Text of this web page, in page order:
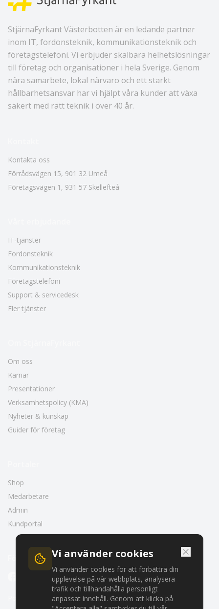
StjärnaFyrkant Västerbotten är en ledande partner
inom IT, fordonsteknik, kommunikationsteknik och
företagstelefoni. Vi erbjuder skalbara helhetslösningar
till företag och organisationer i hela Sverige. Genom
nära samarbete, lokal närvaro och ett starkt
hållbarhetsansvar har vi hjälpt våra kunder att växa
säkert med rätt teknik i över 40 år.
Kontakta oss
Förrådsvägen 15, 901 32 Umeå
Företagsvägen 1 , 931 57 Skellefteå
IT-tjänster
Fordonsteknik
Kommunikationsteknik
Företagstelefoni
Support & servicedesk
Fler tjänster
Om oss
Karriär
Presentationer
Verksamhetspolicy (KMA)
Nyheter & kunskap
Guider för företag
Shop
Medarbetare
Admin
Kundportal
Följ oss Vi använder cookies
Vi använder cookies för att förbättra din
upplevelse på vår webbplats, analysera
trafik och tillhandahålla personligt
anpassat innehåll. Genom att klicka på